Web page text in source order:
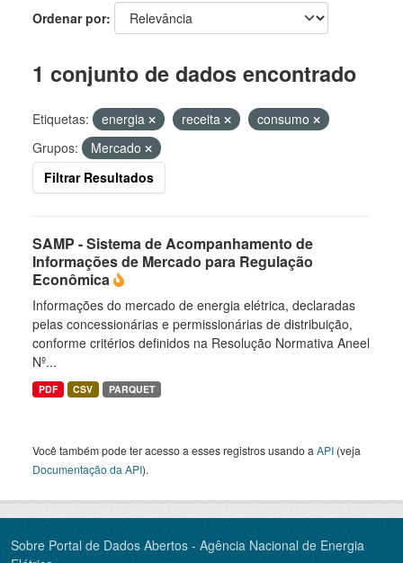
Ordenar por
1 conjunto de dados encontrado
Etiquetas: energia receita
consumo
Grupos:
Mercado
Filtrar Resultados
SAMP - Sistema de Acompanhamento de
Informações de Mercado para Regulação
Econômica
Informações do mercado de energia elétrica, declaradas
pelas concessionárias e permissionárias de distribuição,
conforme critérios definidos na Resolução Normativa Aneel
Nº...
PDF CSV PARQUET
Você também pode ter acesso a esses registros usando a API (veja
Documentação da API).
Sobre Portal de Dados Abertos - Agência Nacional de Energia